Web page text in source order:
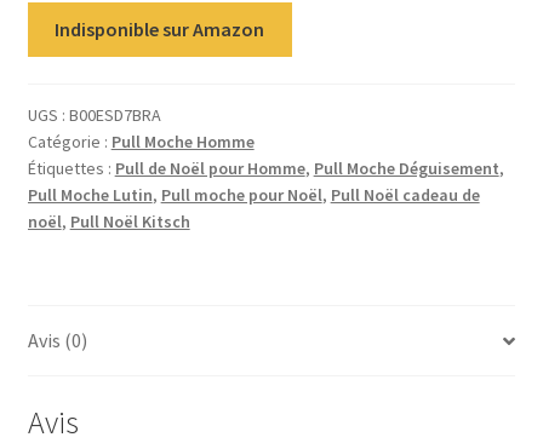
Indisponible sur Amazon
UGS : B00ESD7BRA
Catégorie : Pull Moche Homme
Étiquettes : Pull de Noël pour Homme, Pull Moche Déguisement,
Pull Moche Lutin, Pull moche pour Noël, Pull Noël cadeau de
noël, Pull Noël Kitsch
Avis (0)
Avis